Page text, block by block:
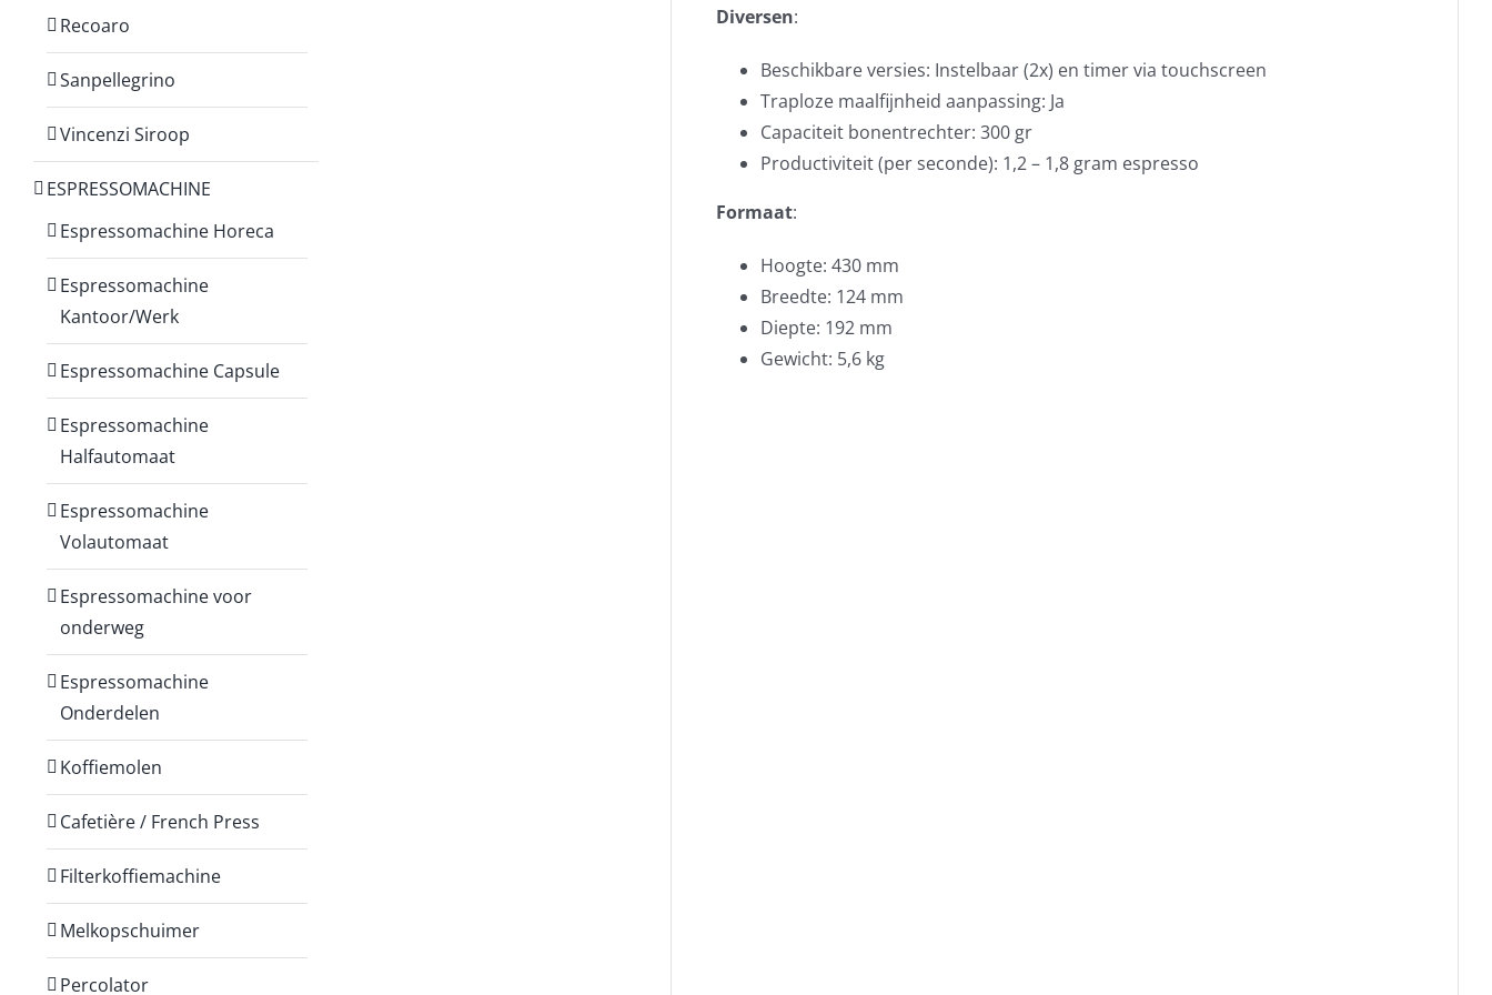
Diversen:
Beschikbare versies: Instelbaar (2x) en timer via touchscreen
Traploze maalfijnheid aanpassing: Ja
Capaciteit bonentrechter: 300 gr
Productiviteit (per seconde): 1,2 – 1,8 gram espresso
Formaat:
Hoogte: 430 mm
Breedte: 124 mm
Diepte: 192 mm
Gewicht: 5,6 kg
Recoaro
Sanpellegrino
Vincenzi Siroop
ESPRESSOMACHINE
Espressomachine Horeca
Espressomachine
Kantoor/Werk
Espressomachine Capsule
Espressomachine
Halfautomaat
Espressomachine
Volautomaat
Espressomachine voor
onderweg
Espressomachine
Onderdelen
Koffiemolen
Cafetière / French Press
Filterkoffiemachine
Melkopschuimer
Percolator